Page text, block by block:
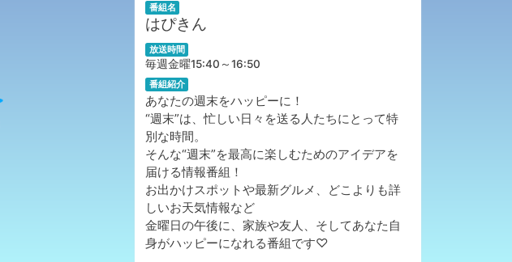
番組名
はぴきん
放送時間
毎週金曜15:40～16:50
番組紹介
あなたの週末をハッピーに！
“週末”は、忙しい日々を送る人たちにとって特
別な時間。
そんな“週末”を最高に楽しむためのアイデアを
届ける情報番組！
お出かけスポットや最新グルメ、どこよりも詳
しいお天気情報など
金曜日の午後に、家族や友人、そしてあなた自
身がハッピーになれる番組です♡